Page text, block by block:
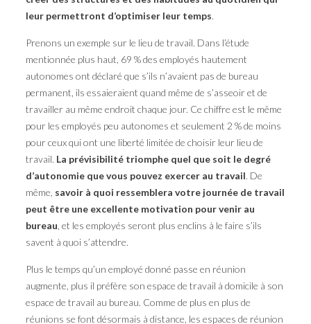
leur permettront d’optimiser leur temps.
Prenons un exemple sur le lieu de travail. Dans l’étude
mentionnée plus haut, 69 % des employés hautement
autonomes ont déclaré que s’ils n’avaient pas de bureau
permanent, ils essaieraient quand même de s’asseoir et de
travailler au même endroit chaque jour. Ce chiffre est le même
pour les employés peu autonomes et seulement 2 % de moins
pour ceux qui ont une liberté limitée de choisir leur lieu de
travail. La prévisibilité triomphe quel que soit le degré
d’autonomie que vous pouvez exercer au travail. De
même, savoir à quoi ressemblera votre journée de travail
peut être une excellente motivation pour venir au
bureau , et les employés seront plus enclins à le faire s’ils
savent à quoi s’attendre.
Plus le temps qu’un employé donné passe en réunion
augmente, plus il préfère son espace de travail à domicile à son
espace de travail au bureau. Comme de plus en plus de
réunions se font désormais à distance, les espaces de réunion